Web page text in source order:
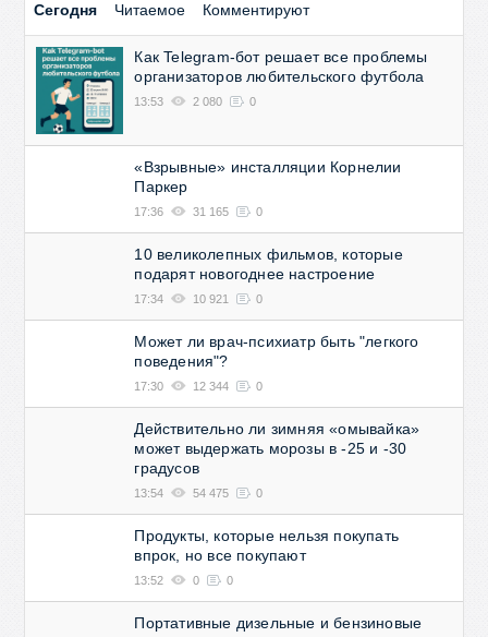
Сегодня Читаемое Комментируют
Как Telegram-бот решает все проблемы
организаторов любительского футбола
13:53 2 080 0
«Взрывные» инсталляции Корнелии
Паркер
17:36 31 165 0
10 великолепных фильмов, которые
подарят новогоднее настроение
17:34 10 921 0
Может ли врач-психиатр быть "легкого
поведения"?
17:30 12 344 0
Действительно ли зимняя «омывайка»
может выдержать морозы в -25 и -30
градусов
13:54 54 475 0
Продукты, которые нельзя покупать
впрок, но все покупают
13:52 0 0
Портативные дизельные и бензиновые